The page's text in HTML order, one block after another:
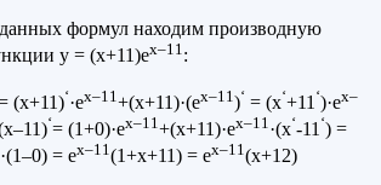
формул находим производную
y = (х+11)eх–11:
(х+11)‘·eх–11 +(х+11)·(eх–11 )‘ = (х‘+11 ‘)·eх–
‘= (1+0)·eх–11+(х+11)·eх–11·(х‘-11 ‘) =
·(1–0) = eх–11(1+х+11) = eх–11(х+12)